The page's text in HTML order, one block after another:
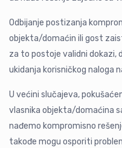
Odbijanje postizanja
objekta/domaćin ili gost
za to postoje validni dokazi,
ukidanja korisničkog naloga
U većini slučajeva,
vlasnika objekta/domaćina
nađemo kompromisno
takođe mogu osporiti